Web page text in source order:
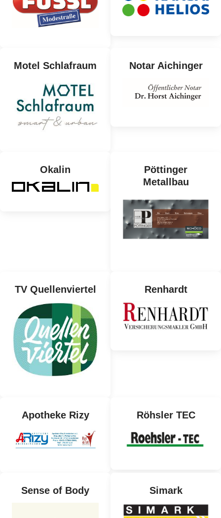
Motel Schlafraum Notar Aichinger
Okalin
Pöttinger
Metallbau
TV Quellenviertel Renhardt
Apotheke Rizy Röhsler TEC
Sense of Body Simark